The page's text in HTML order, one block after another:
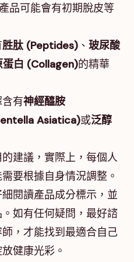
品可能會有初期脫皮等
胜肽 (Peptides) 、 玻尿酸
蛋白 (Collagen)的精華
有神經醯胺
Asiatica)或泛醇
建議，實際上，每個人
要根據自身情況調整。
閱讀產品成分標示，並
如有任何疑問，最好諮
，才能找到最適合自己
健康光彩。